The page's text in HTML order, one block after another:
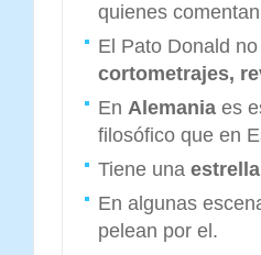
quienes
El Pato Donald
cortometrajes,
En Alemania es
filosófico que en
Tiene una estrella
En algunas
pelean por el.